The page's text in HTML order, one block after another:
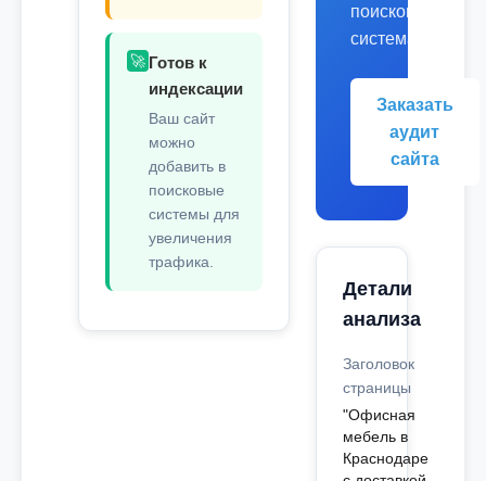
🚀 Готов к
индексации
Ваш сайт
можно
добавить в
поисковые
системы для
увеличения
трафика.
поисковых
системах.
Заказать
аудит
сайта
Детали
анализа
Заголовок
страницы
"Офисная
мебель в
Краснодаре